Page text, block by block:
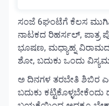
ಸಂಜೆ 6ಘಂಟೆಗೆ ಕೆಲಸ
ನಾಟಕದ ರಿಹರ್ಸಲ್, ಪಾತ್ರ
ಭೂಷಣ, ಮಧ್ಯಾಹ್ನ
ಶೋ, ಬದುಕು ಒಂದು
ಅ ದಿನಗಳ ತರಬೇತಿ ಶಿಬಿರ
ಬದುಕು